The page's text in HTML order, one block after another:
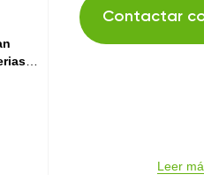
y
Contactar
Leer